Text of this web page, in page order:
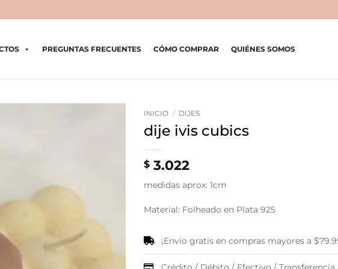
PREGUNTAS FRECUENTES CÓMO COMPRAR QUIÉNES SOMOS
INICIO / DIJES
dije ivis cubics
$ 3.022
medidas aprox: 1cm
Material: Folheado en Plata 925
¡Envío gratis en compras mayores a